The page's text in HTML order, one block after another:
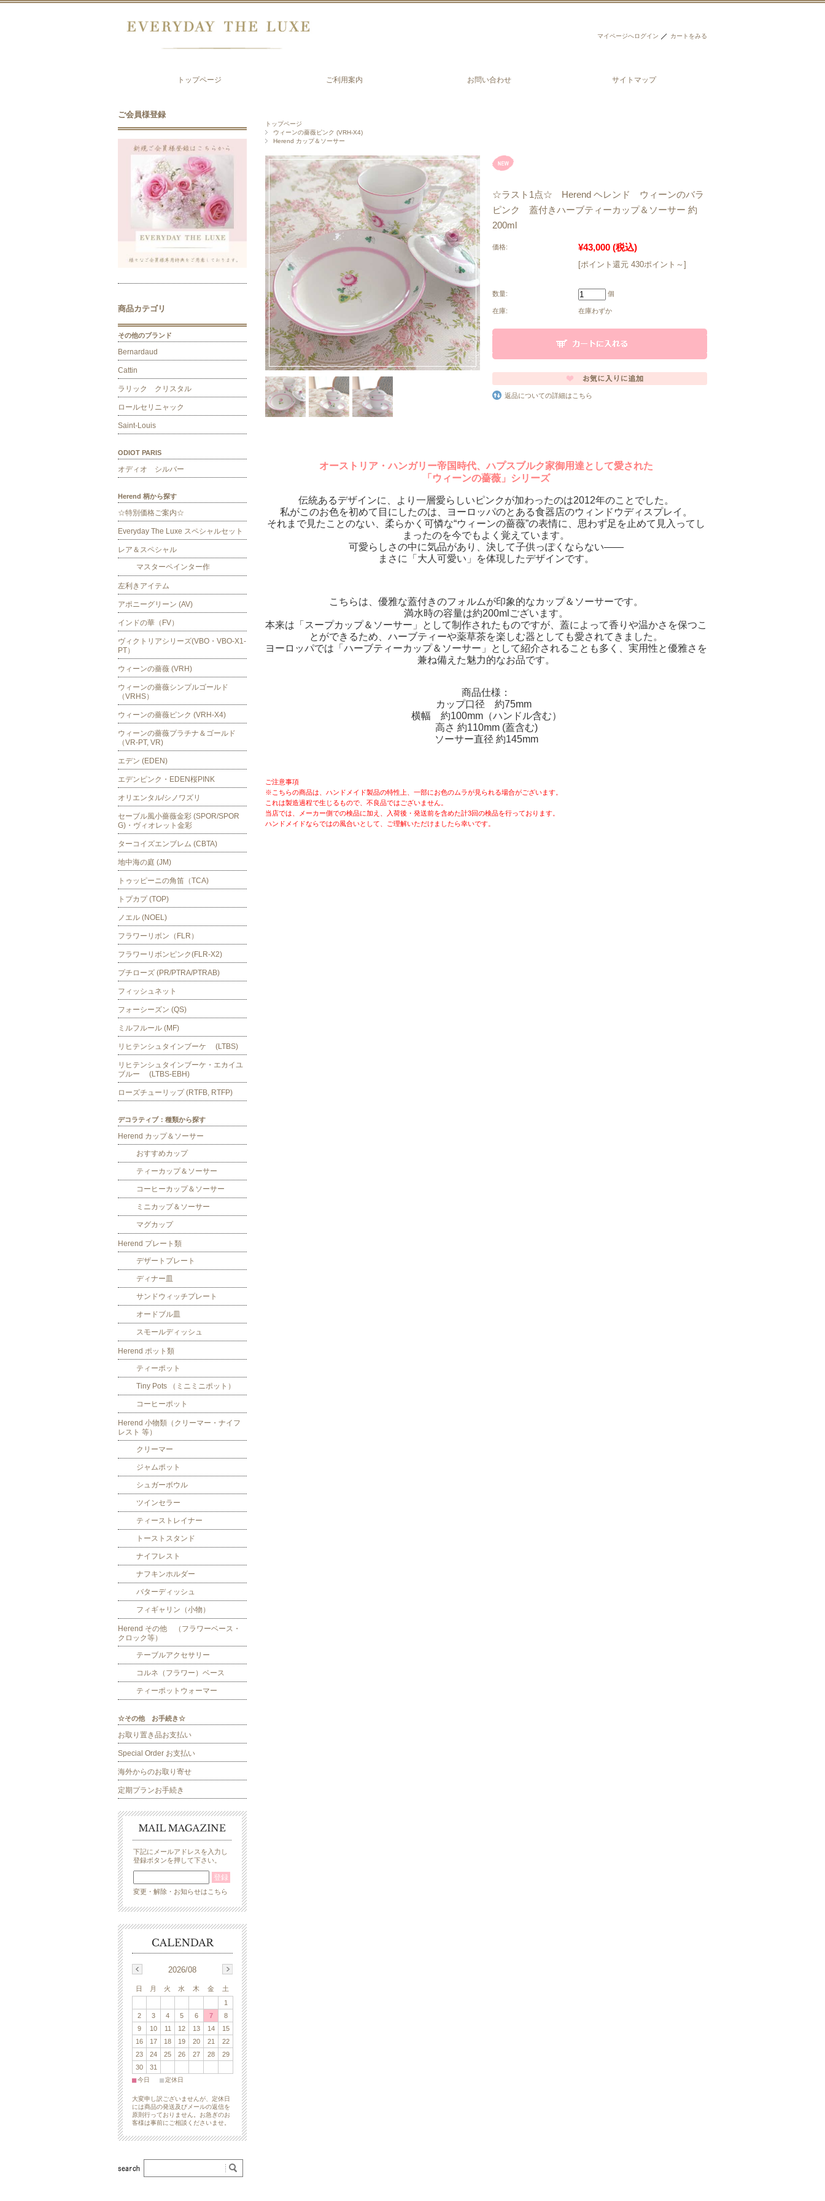
マイページへログイン カートをみる
トップページ ご利用案内 お問い合わせ サイトマップ
トップページ
ウィーンの薔薇ピンク (VRH-X4)
Herend カップ＆ソーサー
☆ラスト1点☆ Herend ヘレンド ウィーンのバラ
ピンク 蓋付きハーブティーカップ＆ソーサー 約
200ml
価格: ¥43,000 (税込)
[ポイント還元 430ポイント～]
数量: 個
在庫: 在庫わずか
返品についての詳細はこちら
オーストリア・ハンガリー帝国時代、ハプスブルク家御用達として愛された
「ウィーンの薔薇」シリーズ
伝統あるデザインに、より一層愛らしいピンクが加わったのは2012年のことでした。
私がこのお色を初めて目にしたのは、ヨーロッパのとある食器店のウィンドウディスプレイ。
それまで見たことのない、柔らかく可憐な“ウィーンの薔薇”の表情に、思わず足を止めて見入ってし
まったのを今でもよく覚えています。
可愛らしさの中に気品があり、決して子供っぽくならない――
まさに「大人可愛い」を体現したデザインです。
こちらは、優雅な蓋付きのフォルムが印象的なカップ＆ソーサーです。
満水時の容量は約200mlございます。
本来は「スープカップ＆ソーサー」として制作されたものですが、蓋によって香りや温かさを保つこ
とができるため、ハーブティーや薬草茶を楽しむ器としても愛されてきました。
ヨーロッパでは「ハーブティーカップ＆ソーサー」として紹介されることも多く、実用性と優雅さを
兼ね備えた魅力的なお品です。
商品仕様：
カップ口径 約75mm
横幅 約100mm（ハンドル含む）
高さ 約110mm (蓋含む)
ソーサー直径 約145mm
ご注意事項
※こちらの商品は、ハンドメイド製品の特性上、一部にお色のムラが見られる場合がございます。
これは製造過程で生じるもので、不良品ではございません。
当店では、メーカー側での検品に加え、入荷後・発送前を含めた計3回の検品を行っております。
ハンドメイドならではの風合いとして、ご理解いただけましたら幸いです。
ご会員様登録
商品カテゴリ
その他のブランド
Bernardaud
Cattin
ラリック クリスタル
ロールセリニャック
Saint-Louis
ODIOT PARIS
オディオ シルバー
Herend 柄から探す
☆特別価格ご案内☆
Everyday The Luxe スペシャルセット
レア＆スペシャル
マスターペインター作
左利きアイテム
アポニーグリーン (AV)
インドの華（FV）
ヴィクトリアシリーズ(VBO・VBO-X1-
PT）
ウィーンの薔薇 (VRH)
ウィーンの薔薇シンプルゴールド
（VRHS）
ウィーンの薔薇ピンク (VRH-X4)
ウィーンの薔薇プラチナ＆ゴールド
（VR-PT, VR)
エデン (EDEN)
エデンピンク・EDEN桜PINK
オリエンタル/シノワズリ
セーブル風小薔薇金彩 (SPOR/SPOR
G)・ヴィオレット金彩
ターコイズエンブレム (CBTA)
地中海の庭 (JM)
トゥッピーニの角笛（TCA)
トプカプ (TOP)
ノエル (NOEL)
フラワーリボン（FLR）
フラワーリボンピンク(FLR-X2)
プチローズ (PR/PTRA/PTRAB)
フィッシュネット
フォーシーズン (QS)
ミルフルール (MF)
リヒテンシュタインブーケ (LTBS)
リヒテンシュタインブーケ・エカイユ
ブルー (LTBS-EBH)
ローズチューリップ (RTFB, RTFP)
デコラティブ：種類から探す
Herend カップ＆ソーサー
おすすめカップ
ティーカップ＆ソーサー
コーヒーカップ＆ソーサー
ミニカップ＆ソーサー
マグカップ
Herend プレート類
デザートプレート
ディナー皿
サンドウィッチプレート
オードブル皿
スモールディッシュ
Herend ポット類
ティーポット
Tiny Pots （ミニミニポット）
コーヒーポット
Herend 小物類（クリーマー・ナイフ
レスト 等）
クリーマー
ジャムポット
シュガーボウル
ツインセラー
ティーストレイナー
トーストスタンド
ナイフレスト
ナフキンホルダー
バターディッシュ
フィギャリン（小物）
Herend その他 （フラワーベース・
クロック等）
テーブルアクセサリー
コルネ（フラワー）ベース
ティーポットウォーマー
☆その他 お手続き☆
お取り置き品お支払い
Special Order お支払い
海外からのお取り寄せ
定期プランお手続き
下記にメールアドレスを入力し
登録ボタンを押して下さい。
変更・解除・お知らせはこちら
2026/08
日 月 火 水 木 金
土
1
2
3 4 5 6 7
8
9
10 11 12 13 14
15
16
17 18 19 20 21
22
23
24 25 26 27 28
29
30
31
■今日 ■定休日
大変申し訳ございませんが、定休日
には商品の発送及びメールの返信を
原則行っておりません。お急ぎのお
客様は事前にご相談くださいませ。